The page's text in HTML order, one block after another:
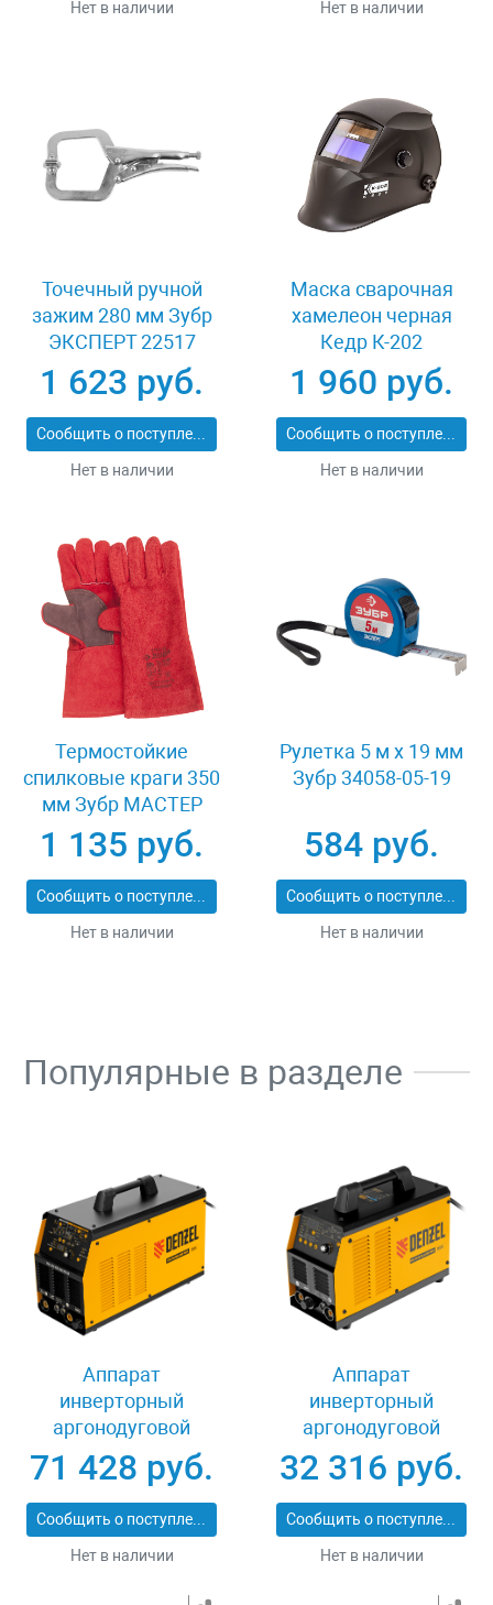
Нет в наличии Нет в наличии
Точечный ручной
зажим 280 мм Зубр
ЭКСПЕРТ 22517
1 623 руб.
Сообщить о поступлении
Нет в наличии
Маска сварочная
хамелеон черная
Кедр К-202
1 960 руб.
Сообщить о поступлении
Нет в наличии
Термостойкие
спилковые краги 350
мм Зубр МАСТЕР
11334-XL
1 135 руб.
Сообщить о поступлении
Нет в наличии
Рулетка 5 м x 19 мм
Зубр 34058-05-19
584 руб.
Сообщить о поступлении
Нет в наличии
Популярные в разделе
Аппарат
инверторный
аргонодуговой
сварки ITIG-200 ACDC
Mix Pulse, 200 А, ПВ
60% Denzel 94319
71 428 руб.
Сообщить о поступлении
Нет в наличии
Аппарат
инверторный
аргонодуговой
сварки ITIG-200 DС
Pulse Cold Weld, 200
А, ПВ 60% Denzel
94329
32 316 руб.
Сообщить о поступлении
Нет в наличии